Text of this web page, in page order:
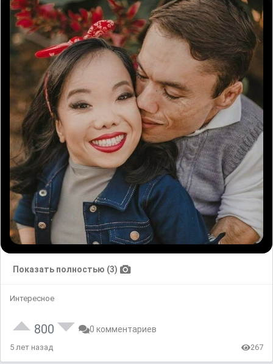
Показать полностью (3)
Интересное
800 0 комментариев
5 лет назад 267